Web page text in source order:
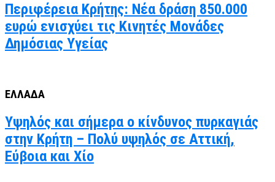
Περιφέρεια Κρήτης: Νέα δράση 850.000
ευρώ ενισχύει τις Κινητές Μονάδες
Δημόσιας Υγείας
ΕΛΛΑΔΑ
Υψηλός και σήμερα ο κίνδυνος πυρκαγιάς
στην Κρήτη – Πολύ υψηλός σε Αττική,
Εύβοια και Χίο